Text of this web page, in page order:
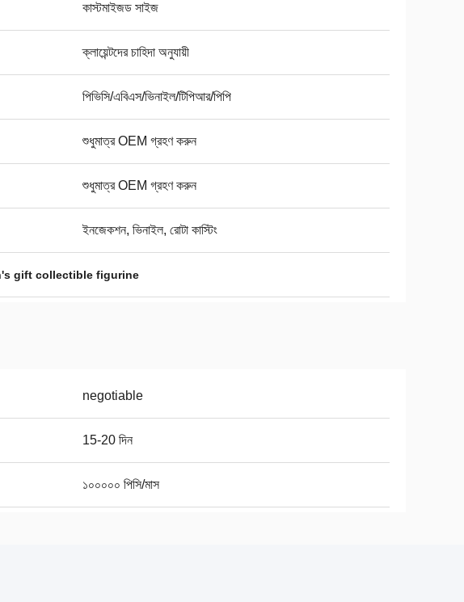
কাস্টমাইজড সাইজ
ক্লায়েন্টদের চাহিদা অনুযায়ী
পিভিসি/এবিএস/ভিনাইল/টিপিআর/পিপি
শুধুমাত্র OEM গ্রহণ করুন
শুধুমাত্র OEM গ্রহণ করুন
ইনজেকশন, ভিনাইল, রোটা কাস্টিং
gift collectible figurine
negotiable
15-20 দিন
১০০০০০ পিসি/মাস